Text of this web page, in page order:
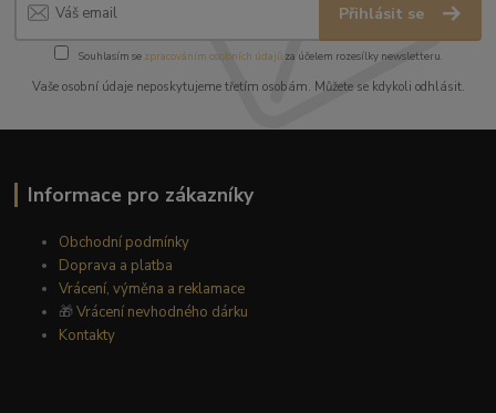
Přihlásit se
Souhlasím se zpracováním osobních údajůza účelem rozesílky newsletteru.
Vaše osobní údaje neposkytujeme třetím osobám. Můžete se kdykoli odhlásit.
Informace pro zákazníky
Obchodní podmínky
Doprava a platba
Vrácení, výměna a reklamace
🎁Vrácení nevhodného dárku
Kontakty